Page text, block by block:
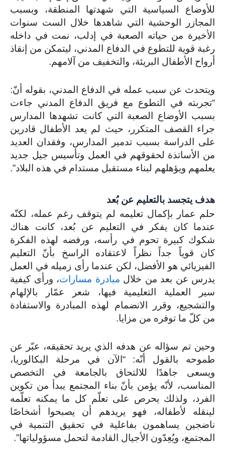
للأوضاع السياسية التي شهدتها المنطقة، وبسبب
المجازر الوحشية التي شاهدها خلال الست سنوات
الأخيرة من حياته الصعبة في إدلب، نمت في داخله
رغبة قوية للتطوع في الدفاع المدني، ليتمكن من إنقاذ
أرواح الأطفال البريئة، والتخفيف من آلامهم.
ويتحدث عن سبب عمله في الدفاع المدني، بقوله أنّ:
“تجربته في التطوع مع فريق الدفاع المدني جاءت
بسبب الأوضاع الصعبة التي كانت تشهدها المدارس
جراء القصف المتكرر، حيث لم يعد الأطفال قادرين
على الدراسة بسبب تدمير المدارس، وفقدان العديد
من الأساتذة لحقوقهم في العمل وتأسيس جيل جديد
يعلمهم ويؤهلهم لبناء مستقبل مستدام في هذه البلاد”.
هدف يتجسد بالتعليم عن بُعد
حلم عمار بإكمال تعليمه لم يتوقف رغم عمله، لكنّه
عندما كان يفكر في التعليم عن بُعد، كانت هناك
شكوك كبيرة تحوم في رأسه، ورفضه لهذه الفكرة
كان قوياً جداً نظراً لاعتقاده الراسخ بأنّ التعليم
الفيزيائي هو الأفضل، لكن عندما رأى زميله في العمل
يدرس عن بعد من خلال مبادرة مسارات، ورأى كيفية
سير العملية التعليمية فيها، شعر عمّار بالإلهام
والتشجيع، وقرر الانضمام لهذه المبادرة والاستفادة
من كلّ ما توفره من مزايا.
وحين تم سؤاله عن هدفه الذي يريد تحقيقه، عبّر عن
طموحه بالقول أنّه: “الآن في مرحلة البكالوريا،
ويسعى جاهدًا للالتحاق بالجامعة في التخصص
المناسب، لأنّه يؤمن بأنّ بناء المجتمع يبدأ من تكوين
الفرد، ولذلك يحرص على تعلّم كل ما يمكنه تعلّمه
لينقله لأطفاله، فهو يريدهم أن يصبحوا أشخاصًا
ناضجين يساهمون بفاعلية في تحقيق التنمية في
المجتمع، ويُعِدّون الأجيال القادمة لتحمل مسؤولياتها”.